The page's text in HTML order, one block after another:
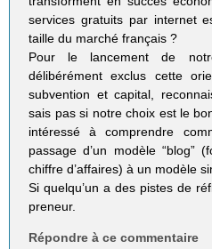
services gratuits par internet
taille du marché français ?
Pour le lancement de
délibérément exclus cette
subvention et capital,
sais pas si notre choix est le
intéressé à comprendre
passage d’un modèle “blog”
chiffre d’affaires) à un modèle
Si quelqu’un a des pistes de
preneur.
Répondre à ce commentaire